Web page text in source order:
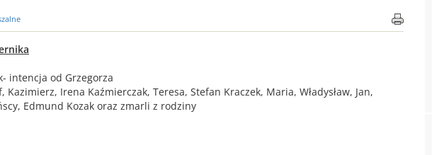
intencja od Grzegorza
Kazimierz, Irena Kaźmierczak, Teresa, Stefan Kraczek, Maria, Władysław, Jan,
Edmund Kozak oraz zmarli z rodziny